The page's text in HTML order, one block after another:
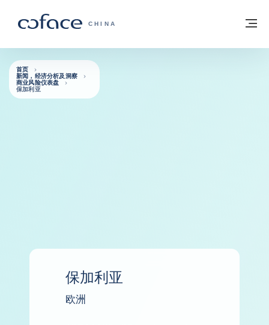
科法斯：携手共创安全贸易 - 首页
CHINA
返回首页
首页
新闻，经济分析及洞察
商业风险仪表盘
保加利亚
保加利亚
欧洲